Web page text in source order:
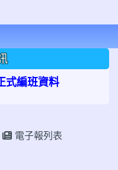
式編班資料
電子報列表